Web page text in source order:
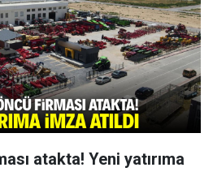
atakta! Yeni yatırıma